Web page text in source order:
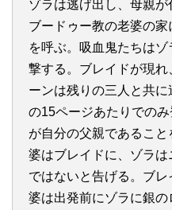
ゾラは逃げ出し、母親
ブードゥー教の老婆の
を呼ぶ。吸血鬼たちは
撃する。ブレイドが現
ーンは残りの三人と共
の15ページあたりでの
が自分の父親であるこ
婆はブレイドに、ゾラ
ではないと告げる。ブ
婆は出発前にゾラに銀の